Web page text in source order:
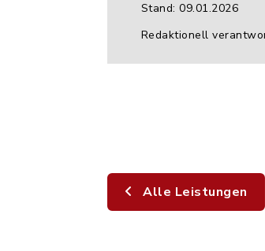
Stand: 09.01.2026
Redaktionell
Alle Leistungen